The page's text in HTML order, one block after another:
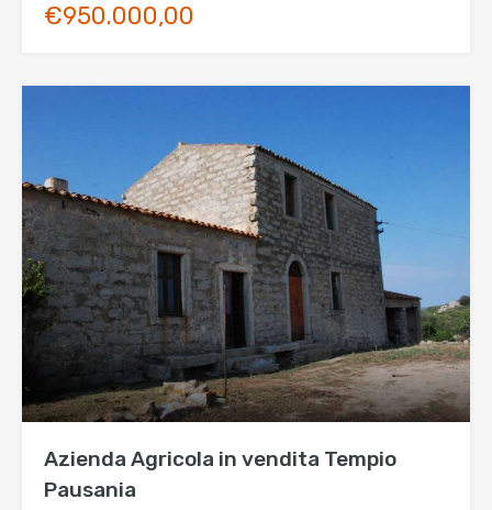
€950.000,00
Azienda Agricola in vendita Tempio
Pausania